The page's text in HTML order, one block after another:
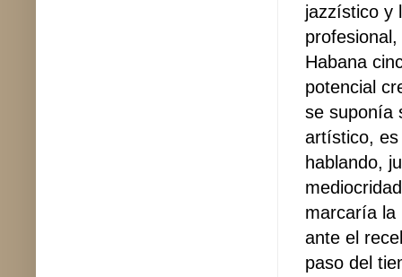
jazzístico y
Habana
potencial
se suponía
artístico, es
hablando,
marcaría la
ante el
paso del